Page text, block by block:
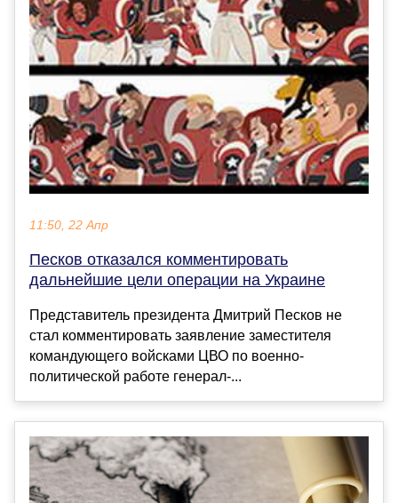
11:50, 22 Апр
Песков отказался комментировать
дальнейшие цели операции на Украине
Представитель президента Дмитрий Песков не
стал комментировать заявление заместителя
командующего войсками ЦВО по военно-
политической работе генерал-...